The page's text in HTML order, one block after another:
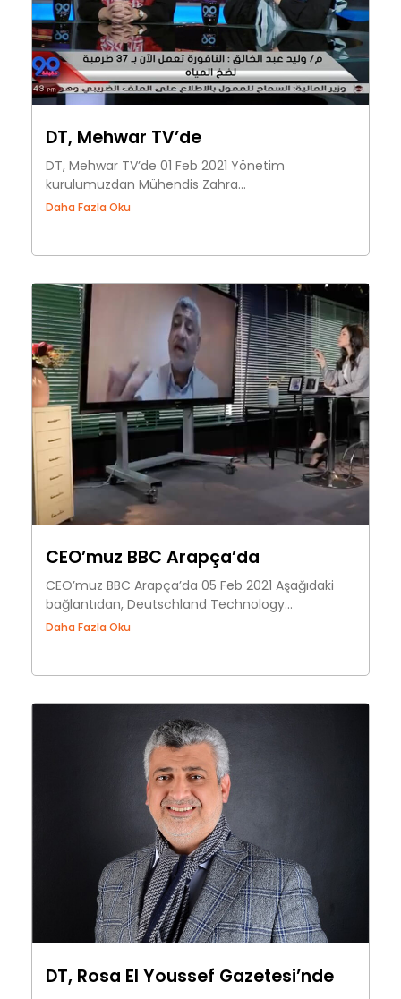
DT, Mehwar TV’de
DT, Mehwar TV’de 01 Feb 2021 Yönetim
kurulumuzdan Mühendis Zahra...
Daha Fazla Oku
CEO’muz BBC Arapça’da
CEO’muz BBC Arapça’da 05 Feb 2021 Aşağıdaki
bağlantıdan, Deutschland Technology...
Daha Fazla Oku
DT, Rosa El Youssef Gazetesi’nde